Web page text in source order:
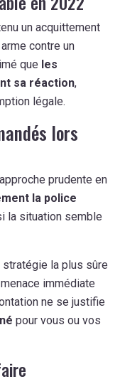
un acquittement
contre un
que les
sa réaction,
légale.
lors
prudente en
la police
la situation semble
la plus sûre
immédiate
ne se justifie
pour vous ou vos